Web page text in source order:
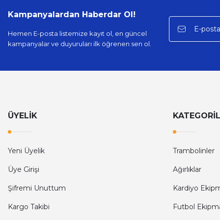
Havuz Trambolini
21.999,99 TL 19.799,99 TL
Kampanyalardan Haberdar Ol!
Hemen E-posta listemize kayıt ol, en güncel
kampanyalar ve duyuruları ilk öğrenen sen ol.
ÜYELİK
Yeni Üyelik
Üye Girişi
Şifremi Unuttum
Kargo Takibi
Trambolinler
Ağırlıklar
Kardiyo
Futbol